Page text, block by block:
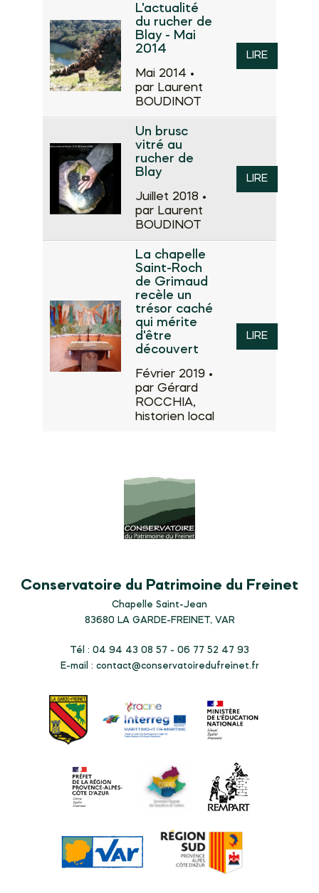
L'actualité
du rucher de
Blay - Mai
2014
Mai 2014 •
par Laurent
BOUDINOT
LIRE
Un brusc
vitré au
rucher de
Blay
Juillet 2018 •
par Laurent
BOUDINOT
LIRE
La chapelle
Saint-Roch
de Grimaud
recèle un
trésor caché
qui mérite
d'être
découvert
Février 2019 •
par Gérard
ROCCHIA,
historien local
LIRE
Conservatoire du Patrimoine du Freinet
Chapelle Saint-Jean
83680 LA GARDE-FREINET, VAR
Tél : 04 94 43 08 57 - 06 77 52 47 93
E-mail : contact@conservatoiredufreinet.fr